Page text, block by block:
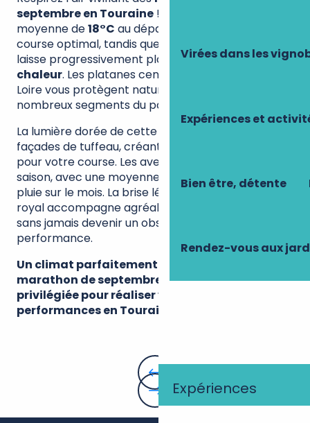
Virées dans les
Expériences et
Bien être, détente
Rendez-vous aux
Expériences
septembre en Touraine ! La température
moyenne de18°C au départ offre un confort de
course optimal, tandis que la fraîcheur matinale
laisse progressivement place à unedouce
chaleur. Les platanes centenaires des bords de
Loire vous protègent naturellement du soleil sur de
nombreux segments du parcours.
La lumière dorée de cette période sublime les
façades de tuffeau, créant une atmosphère unique
pour votre course. Les averses sont rares en cette
saison, avec une moyenne de seulement 3 jours de
pluie sur le mois. La brise légère venue du fleuve
royal accompagne agréablement votre foulée,
sans jamais devenir un obstacle à votre
performance.
Un climat parfaitement équilibré qui fait du
marathon de septembre une période
privilégiée pour réaliser vos meilleures
performances en Touraine.